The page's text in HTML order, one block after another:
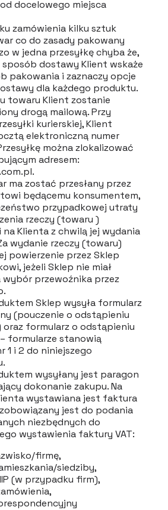
docelowego miejsca
zamówienia kilku sztuk
co do zasady pakowany
w jedna przesyłkę chyba że,
dostawy Klient wskaże
pakowania i zaznaczy opcje
dla każdego produktu.
towaru Klient zostanie
drogą mailową. Przy
kurierskiej, Klient
elektroniczną numer
można zlokalizować
adresem:
.
ma zostać przesłany przez
będącemu konsumentem,
przypadkowej utraty
rzeczy (towaru )
Klienta z chwilą jej wydania
wydanie rzeczy (towaru)
powierzenie przez Sklep
jeżeli Sklep nie miał
wybór przewoźnika przez
Sklep wysyła formularz
(pouczenie o odstąpieniu
oraz formularz o odstąpieniu
formularze stanowią
1 i 2 do niniejszego
wysyłany jest paragon
dokonanie zakupu. Na
wystawiana jest faktura
zobowiązany jest do podania
niezbędnych do
wystawienia faktury VAT:
firmę,
siedziby,
(w przypadku firm),